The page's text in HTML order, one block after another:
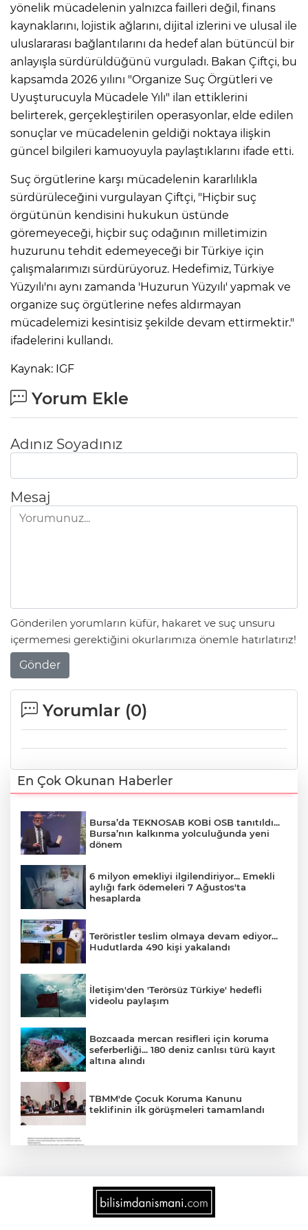
yönelik mücadelenin yalnızca failleri değil, finans
kaynaklarını, lojistik ağlarını, dijital izlerini ve ulusal ile
uluslararası bağlantılarını da hedef alan bütüncül bir
anlayışla sürdürüldüğünü vurguladı. Bakan Çiftçi, bu
kapsamda 2026 yılını "Organize Suç Örgütleri ve
Uyuşturucuyla Mücadele Yılı" ilan ettiklerini
belirterek, gerçekleştirilen operasyonlar, elde edilen
sonuçlar ve mücadelenin geldiği noktaya ilişkin
güncel bilgileri kamuoyuyla paylaştıklarını ifade etti.
Suç örgütlerine karşı mücadelenin kararlılıkla
sürdürüleceğini vurgulayan Çiftçi, "Hiçbir suç
örgütünün kendisini hukukun üstünde
göremeyeceği, hiçbir suç odağının milletimizin
huzurunu tehdit edemeyeceği bir Türkiye için
çalışmalarımızı sürdürüyoruz. Hedefimiz, Türkiye
Yüzyılı'nı aynı zamanda 'Huzurun Yüzyılı' yapmak ve
organize suç örgütlerine nefes aldırmayan
mücadelemizi kesintisiz şekilde devam ettirmektir."
ifadelerini kullandı.
Kaynak: IGF
Yorum Ekle
Adınız Soyadınız
Mesaj
Gönderilen yorumların küfür, hakaret ve suç unsuru
içermemesi gerektiğini okurlarımıza önemle hatırlatırız!
Gönder
Yorumlar (0)
En Çok Okunan Haberler
Bursa’da TEKNOSAB KOBİ OSB tanıtıldı...
Bursa’nın kalkınma yolculuğunda yeni
dönem
6 milyon emekliyi ilgilendiriyor... Emekli
aylığı fark ödemeleri 7 Ağustos'ta
hesaplarda
Teröristler teslim olmaya devam ediyor...
Hudutlarda 490 kişi yakalandı
İletişim'den 'Terörsüz Türkiye' hedefli
videolu paylaşım
Bozcaada mercan resifleri için koruma
seferberliği... 180 deniz canlısı türü kayıt
altına alındı
TBMM'de Çocuk Koruma Kanunu
teklifinin ilk görüşmeleri tamamlandı
2025'te Ar-Ge'ye 254 milyar TL harcadık!
Ar-Ge'de en büyük pay üniversitelere